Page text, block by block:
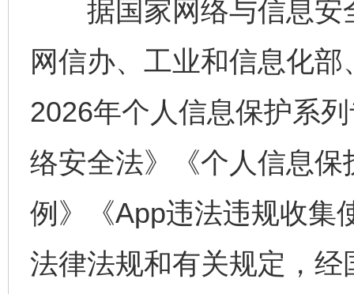
据国家网络与信息安
网信办、工业和信息化
2026年个人信息保护系
络安全法》《个人信息
例》《App违法违规收集
法律法规和有关规定，